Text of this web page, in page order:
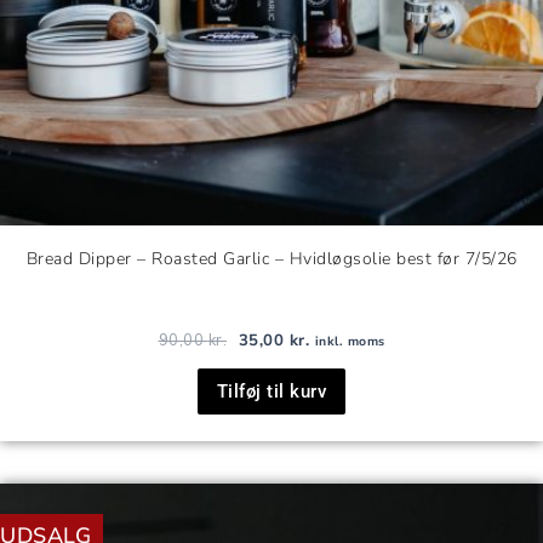
Bread Dipper – Roasted Garlic – Hvidløgsolie best før 7/5/26
90,00kr. 35,00 kr. inkl. moms
Tilføj til kurv
UDSALG